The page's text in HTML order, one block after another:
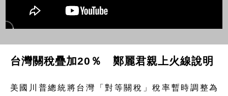
台灣關稅疊加20％ 鄭麗君親上火線說明
美國川普總統將台灣「對等關稅」稅率暫時調整為